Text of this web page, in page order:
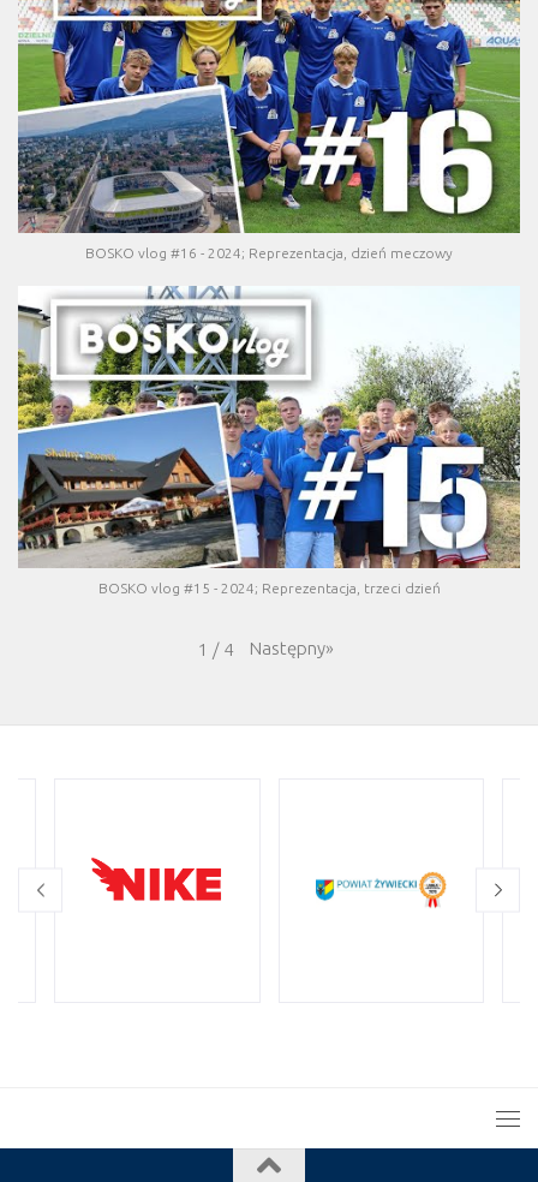
BOSKO vlog #16 - 2024; Reprezentacja, dzień meczowy
BOSKO vlog #15 - 2024; Reprezentacja, trzeci dzień
1 / 4 Następny»